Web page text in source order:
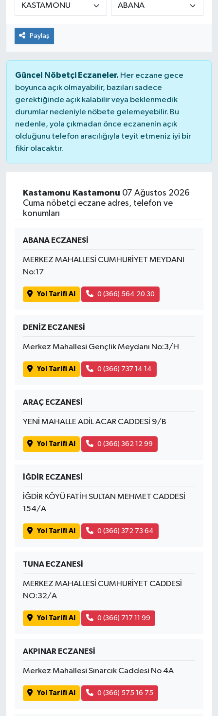
Paylaş
Güncel Nöbetçi Eczaneler. Her eczane gece
boyunca açık olmayabilir, bazıları sadece
gerektiğinde açık kalabilir veya beklenmedik
durumlar nedeniyle nöbete gelemeyebilir. Bu
nedenle, yola çıkmadan önce eczanenin açık
olduğunu telefon aracılığıyla teyit etmeniz iyi bir
fikir olacaktır.
Kastamonu Kastamonu 07 Ağustos 2026
Cuma nöbetçi eczane adres, telefon ve
konumları
ABANA ECZANESİ
MERKEZ MAHALLESİ CUMHURİYET MEYDANI
No:17
Yol Tarifi Al 0 (366) 564 20 30
DENİZ ECZANESİ
Merkez Mahallesi Gençlik Meydanı No:3/H
Yol Tarifi Al 0 (366) 737 14 14
ARAÇ ECZANESİ
YENİ MAHALLE ADİL ACAR CADDESİ 9/B
Yol Tarifi Al 0 (366) 362 12 99
İĞDİR ECZANESİ
İĞDİR KÖYÜ FATİH SULTAN MEHMET CADDESİ
154/A
Yol Tarifi Al 0 (366) 372 73 64
TUNA ECZANESİ
MERKEZ MAHALLESİ CUMHURİYET CADDESİ
NO:32/A
Yol Tarifi Al 0 (366) 717 11 99
AKPINAR ECZANESİ
Merkez Mahallesi Sınarcık Caddesi No 4A
Yol Tarifi Al 0 (366) 575 16 75